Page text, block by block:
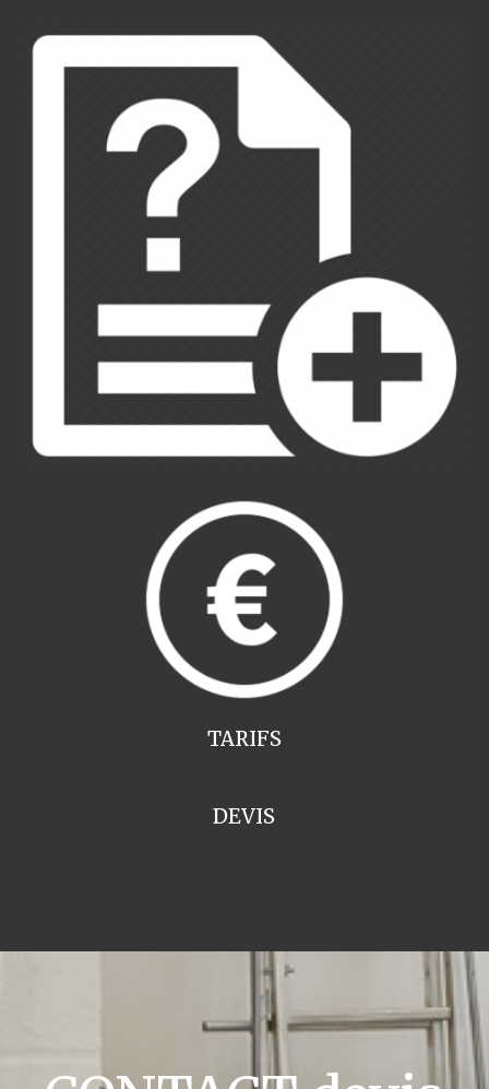
TARIFS
DEVIS